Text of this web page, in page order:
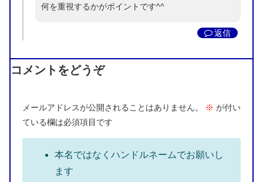
何を重視するかがポイントです^^
返信
コメントをどうぞ
メールアドレスが公開されることはありません。 ※ が付い
ている欄は必須項目です
本名ではなくハンドルネームでお願いし
ます